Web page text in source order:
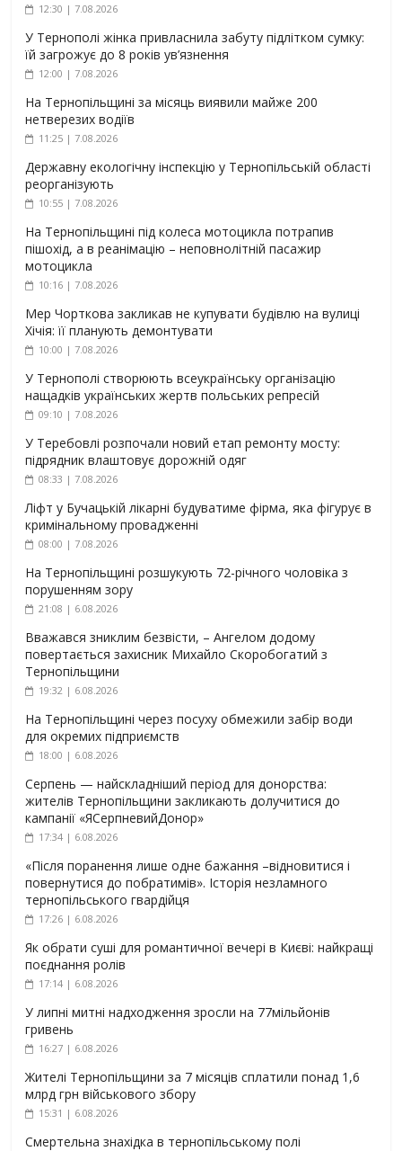
12:30 | 7.08.2026
У Тернополі жінка привласнила забуту підлітком сумку:
їй загрожує до 8 років ув’язнення
12:00 | 7.08.2026
На Тернопільщині за місяць виявили майже 200
нетверезих водіїв
11:25 | 7.08.2026
Державну екологічну інспекцію у Тернопільській області
реорганізують
10:55 | 7.08.2026
На Тернопільщині під колеса мотоцикла потрапив
пішохід, а в реанімацію – неповнолітній пасажир
мотоцикла
10:16 | 7.08.2026
Мер Чорткова закликав не купувати будівлю на вулиці
Хічія: її планують демонтувати
10:00 | 7.08.2026
У Тернополі створюють всеукраїнську організацію
нащадків українських жертв польських репресій
09:10 | 7.08.2026
У Теребовлі розпочали новий етап ремонту мосту:
підрядник влаштовує дорожній одяг
08:33 | 7.08.2026
Ліфт у Бучацькій лікарні будуватиме фірма, яка фігурує в
кримінальному провадженні
08:00 | 7.08.2026
На Тернопільщині розшукують 72-річного чоловіка з
порушенням зору
21:08 | 6.08.2026
Вважався зниклим безвісти, – Ангелом додому
повертається захисник Михайло Скоробогатий з
Тернопільщини
19:32 | 6.08.2026
На Тернопільщині через посуху обмежили забір води
для окремих підприємств
18:00 | 6.08.2026
Серпень — найскладніший період для донорства:
жителів Тернопільщини закликають долучитися до
кампанії «ЯСерпневийДонор»
17:34 | 6.08.2026
«Після поранення лише одне бажання –відновитися і
повернутися до побратимів». Історія незламного
тернопільського гвардійця
17:26 | 6.08.2026
Як обрати суші для романтичної вечері в Києві: найкращі
поєднання ролів
17:14 | 6.08.2026
У липні митні надходження зросли на 77мільйонів
гривень
16:27 | 6.08.2026
Жителі Тернопільщини за 7 місяців сплатили понад 1,6
млрд грн військового збору
15:31 | 6.08.2026
Смертельна знахідка в тернопільському полі